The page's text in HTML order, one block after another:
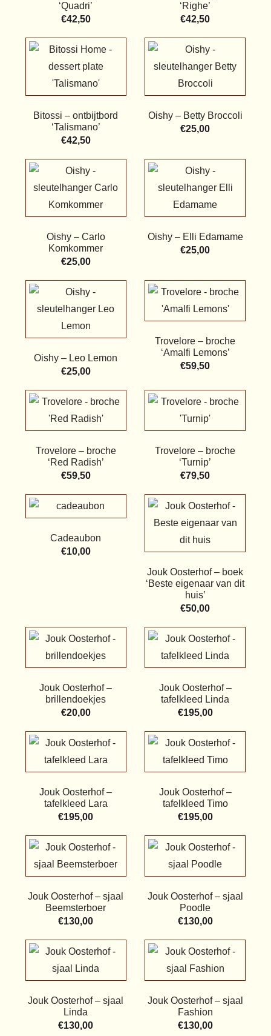
‘Quadri’
€42,50
‘Righe’
€42,50
Bitossi – ontbijtbord
‘Talismano’
€42,50
Oishy – Betty Broccoli
€25,00
Oishy – Carlo
Komkommer
€25,00
Oishy – Elli Edamame
€25,00
Oishy – Leo Lemon
€25,00
Trovelore – broche
‘Amalfi Lemons’
€59,50
Trovelore – broche
‘Red Radish’
€59,50
Trovelore – broche
‘Turnip’
€79,50
Cadeaubon
€10,00
Jouk Oosterhof – boek
‘Beste eigenaar van dit
huis’
€50,00
Jouk Oosterhof –
brillendoekjes
€20,00
Jouk Oosterhof –
tafelkleed Linda
€195,00
Jouk Oosterhof –
tafelkleed Lara
€195,00
Jouk Oosterhof –
tafelkleed Timo
€195,00
Jouk Oosterhof – sjaal
Beemsterboer
€130,00
Jouk Oosterhof – sjaal
Poodle
€130,00
Jouk Oosterhof – sjaal
Linda
€130,00
Jouk Oosterhof – sjaal
Fashion
€130,00